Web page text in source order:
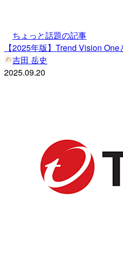
ちょっと話題の記事
【2025年版】Trend Vision
吉田 岳史
2025.09.20